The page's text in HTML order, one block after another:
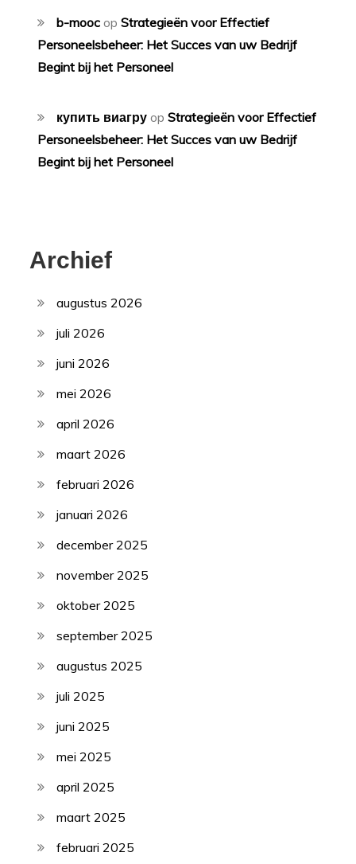
b-mooc opStrategieën voor Effectief
Personeelsbeheer: Het Succes van uw Bedrijf
Begint bij het Personeel
купить виагру opStrategieën voor Effectief
Personeelsbeheer: Het Succes van uw Bedrijf
Begint bij het Personeel
Archief
augustus 2026
juli 2026
juni 2026
mei 2026
april 2026
maart 2026
februari 2026
januari 2026
december 2025
november 2025
oktober 2025
september 2025
augustus 2025
juli 2025
juni 2025
mei 2025
april 2025
maart 2025
februari 2025